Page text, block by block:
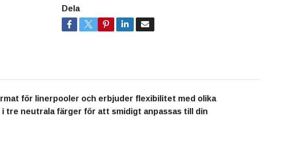
Dela
för linerpooler och erbjuder flexibilitet med olika
tre neutrala färger för att smidigt anpassas till din